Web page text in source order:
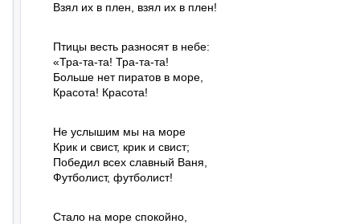
Взял их в плен, взял их в плен!
Птицы весть разносят в небе:
«Тра-та-та! Тра-та-та!
Больше нет пиратов в море,
Красота! Красота!
Не услышим мы на море
Крик и свист, крик и свист;
Победил всех славный Ваня,
Футболист, футболист!
Стало на море спокойно,